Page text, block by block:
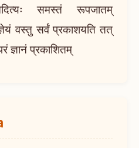
समस्तं रूपजातम्
वस्तु सर्वं प्रकाशयति तत्
ज्ञानं प्रकाशितम्